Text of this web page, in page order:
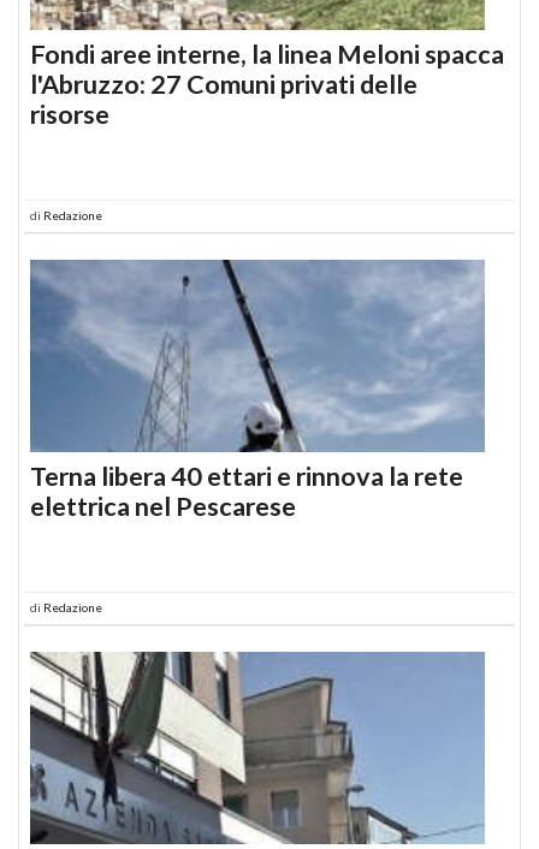
Fondi aree interne, la linea Meloni spacca
l'Abruzzo: 27 Comuni privati delle
risorse
di Redazione
Terna libera 40 ettari e rinnova la rete
elettrica nel Pescarese
di Redazione